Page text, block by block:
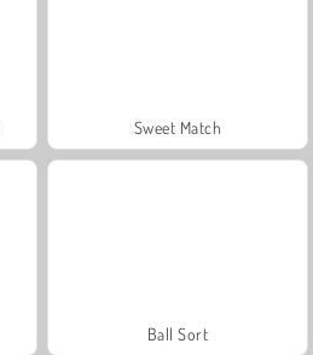
Sweet Match
Ball Sort